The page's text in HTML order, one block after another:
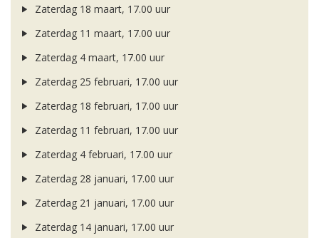
Zaterdag 18 maart, 17.00 uur
Zaterdag 11 maart, 17.00 uur
Zaterdag 4 maart, 17.00 uur
Zaterdag 25 februari, 17.00 uur
Zaterdag 18 februari, 17.00 uur
Zaterdag 11 februari, 17.00 uur
Zaterdag 4 februari, 17.00 uur
Zaterdag 28 januari, 17.00 uur
Zaterdag 21 januari, 17.00 uur
Zaterdag 14 januari, 17.00 uur